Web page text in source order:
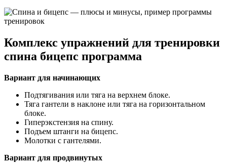
Комплекс упражнений для тренировки
спина бицепс программа
Вариант для начинающих
Подтягивания или тяга на верхнем блоке.
Тяга гантели в наклоне или тяга на горизонтальном
блоке.
Гиперэкстензия на спину.
Подъем штанги на бицепс.
Молотки с гантелями.
Вариант для продвинутых